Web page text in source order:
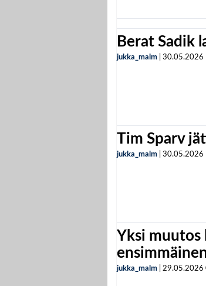
Berat Sadik
jukka_malm 30.05.2026
Tim Sparv
jukka_malm 30.05.2026
Yksi muutos
jukka_malm 29.05.2026